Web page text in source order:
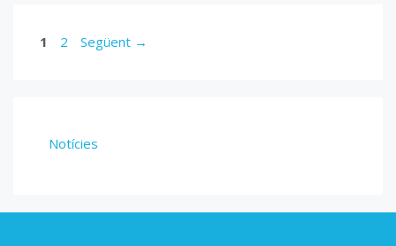
Pàgina
1 Pàgina
2 Següent →
Notícies